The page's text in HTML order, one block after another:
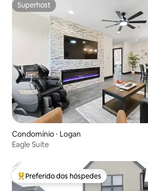
Superhost
Superhost
Condomínio ⋅ Logan
Eagle Suite
Entre os melhores preferidos dos
Preferido dos hóspedes